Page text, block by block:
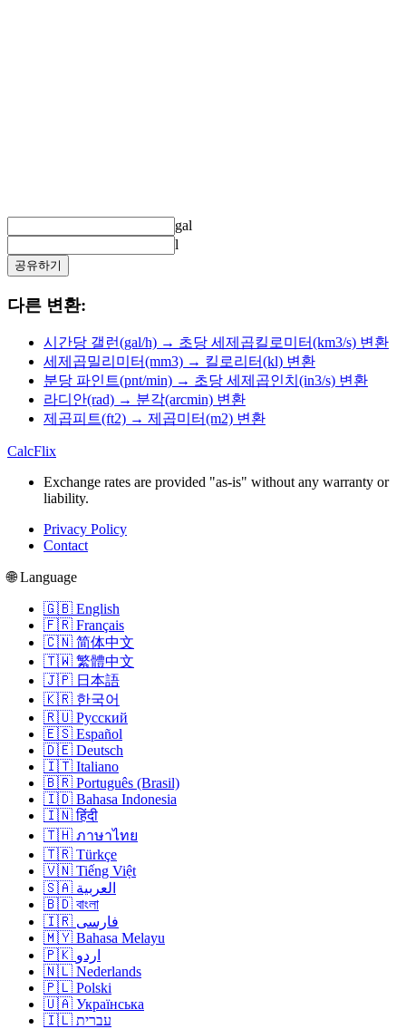
gal
l
공유하기
다른 변환:
시간당 갤런(gal/h) → 초당 세제곱킬로미터(km3/s) 변환
세제곱밀리미터(mm3) → 킬로리터(kl) 변환
분당 파인트(pnt/min) → 초당 세제곱인치(in3/s) 변환
라디안(rad) → 분각(arcmin) 변환
제곱피트(ft2) → 제곱미터(m2) 변환
CalcFlix
Exchange rates are provided "as-is" without any warranty or
liability.
Privacy Policy
Contact
🌐 Language
🇬🇧 English
🇫🇷 Français
🇨🇳 简体中文
🇹🇼 繁體中文
🇯🇵 日本語
🇰🇷 한국어
🇷🇺 Русский
🇪🇸 Español
🇩🇪 Deutsch
🇮🇹 Italiano
🇧🇷 Português (Brasil)
🇮🇩 Bahasa Indonesia
🇮🇳 हिंदी
🇹🇭 ภาษาไทย
🇹🇷 Türkçe
🇻🇳 Tiếng Việt
🇸🇦 العربية
🇧🇩 বাংলা
🇮🇷 فارسی
🇲🇾 Bahasa Melayu
🇵🇰 اردو
🇳🇱 Nederlands
🇵🇱 Polski
🇺🇦 Українська
🇮🇱 עברית